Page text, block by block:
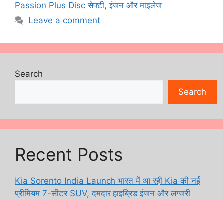
Passion Plus Disc सेफ्टी,इंजन और माइलेज
Leave a comment
Search
Search
Recent Posts
Kia Sorento India Launch भारत में आ रही Kia की नई
प्रीमियम 7-सीटर SUV, दमदार हाइब्रिड इंजन और लग्जरी